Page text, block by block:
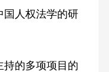
国人权法学的研
的多项项目的